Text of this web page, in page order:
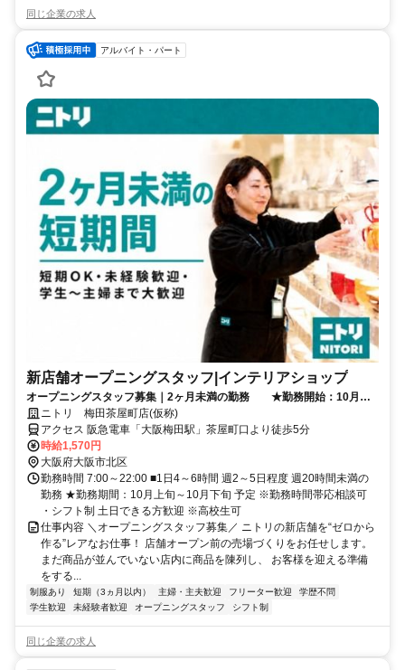
同じ企業の求人
アルバイト・パート
新店舗オープニングスタッフ|インテリアショップ
オープニングスタッフ募集｜2ヶ月未満の勤務 ★勤務開始：10月初
旬 応相談 ※10月下旬新規オープン予定
ニトリ 梅田茶屋町店(仮称)
アクセス 阪急電車「大阪梅田駅」茶屋町口より徒歩5分
時給1,570円
大阪府大阪市北区
勤務時間 7:00～22:00 ■1日4～6時間 週2～5日程度 週20時間未満の
勤務 ★勤務期間：10月上旬～10月下旬 予定 ※勤務時間帯応相談可
・シフト制 土日できる方歓迎 ※高校生可
仕事内容 ＼オープニングスタッフ募集／ ニトリの新店舗を“ゼロから
作る”レアなお仕事！ 店舗オープン前の売場づくりをお任せします。
まだ商品が並んでいない店内に商品を陳列し、 お客様を迎える準備
をする...
制服あり 短期（3ヵ月以内） 主婦・主夫歓迎 フリーター歓迎
学歴不問
学生歓迎
未経験者歓迎 オープニングスタッフ シフト制
同じ企業の求人